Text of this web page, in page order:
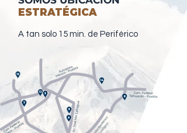
ESTRATÉGICA
A tan solo 15 min. de Periférico